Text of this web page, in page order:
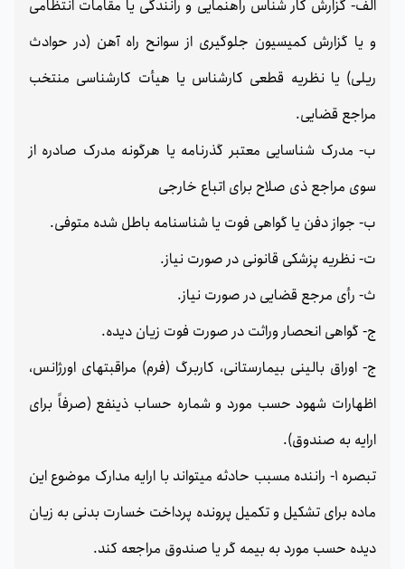
الف- گزارش کار شناس راهنمایی و رانندگی یا مقامات انتظامی
و یا گزارش کمیسیون جلوگیری از سوانح راه آهن (در حوادث
ریلی) یا نظریه قطعی کارشناس یا هیأت کارشناسی منتخب
مراجع قضایی.
ب- مدرک شناسایی معتبر گذرنامه یا هرگونه مدرک صادره از
سوی مراجع ذی صلاح برای اتباع خارجی
ب- جواز دفن یا گواهی فوت یا شناسنامه باطل شده متوفی.
ت- نظریه پزشکی قانونی در صورت نیاز.
ث- رأی مرجع قضایی در صورت نیاز.
ج- گواهی انحصار وراثت در صورت فوت زیان دیده.
ج- اوراق بالینی بیمارستانی، کاربرگ (فرم) مراقبتهای اورژانس،
اظهارات شهود حسب مورد و شماره حساب ذینفع (صرفاً برای
ارایه به صندوق).
تبصره 1- راننده مسبب حادثه میتواند با ارایه مدارک موضوع این
ماده برای تشکیل و تکمیل پرونده پرداخت خسارت بدنی به زیان
دیده حسب مورد به بیمه گر یا صندوق مراجعه کند.